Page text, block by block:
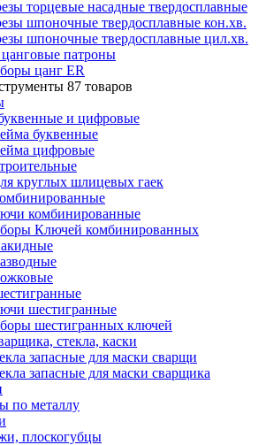
торцевые насадные твердосплавные
шпоночные твердосплавные кон.хв.
шпоночные твердосплавные цил.хв.
патроны
цанг ER
87 товаров
и цифровые
буквенные
цифровые
круглых шлицевых гаек
комбинированные
Ключей комбинированных
шестигранные
шестигранных ключей
стекла, каски
запасные для маски сварщи
запасные для маски сварщика
по металлу
плоскогубцы